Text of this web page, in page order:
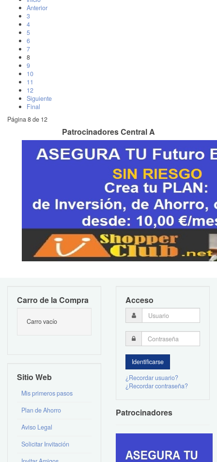
Anterior
3
4
5
6
7
8
9
10
11
12
Siguiente
Final
Página 8 de 12
Patrocinadores Central A
Carro de la Compra
Carro vacío
Sitio Web
Mis primeros pasos
Plan de Ahorro
Aviso Legal
Solicitar Invitación
Acceso
¿Recordar usuario?
¿Recordar contraseña?
Patrocinadores